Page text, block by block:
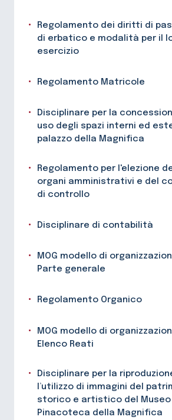
Regolamento dei diritti di
di erbatico e modalità per il
esercizio
Regolamento Matricole
Disciplinare per la
uso degli spazi interni ed
palazzo della Magnifica
Regolamento per l'elezione
organi amministrativi e del
di controllo
Disciplinare di contabilità
MOG modello di
Parte generale
Regolamento Organico
MOG modello di
Elenco Reati
Disciplinare per la
l’utilizzo di immagini del
storico e artistico del Museo
Pinacoteca della Magnifica